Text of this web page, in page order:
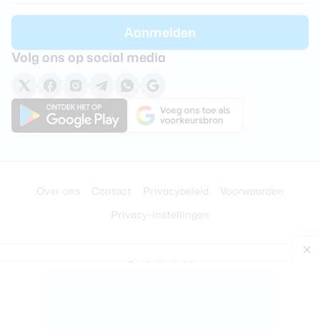
Volg ons op social media
Over ons Contact Privacybeleid
Voorwaarden
Privacy-instellingen